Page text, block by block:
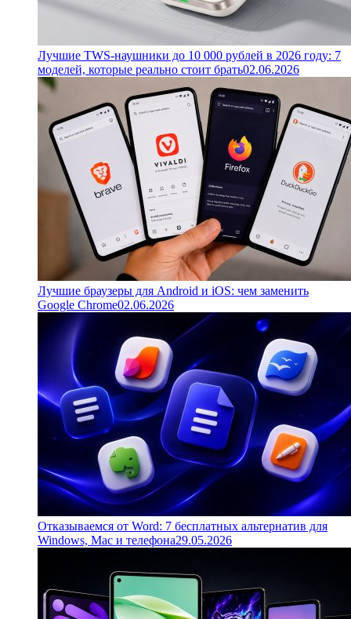
Лучшие TWS-наушники до 10 000 рублей в 2026 году: 7
моделей, которые реально стоит брать02.06.2026
Лучшие браузеры для Android и iOS: чем заменить
Google Chrome02.06.2026
Отказываемся от Word: 7 бесплатных альтернатив для
Windows, Mac и телефона29.05.2026